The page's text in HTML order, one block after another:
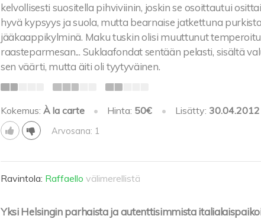
kelvollisesti suositella pihviviinin, joskin se osoittautui
hyvä kypsyys ja suola, mutta bearnaise jatkettuna
jääkaappikylminä. Maku tuskin olisi muuttunut
raasteparmesan... Suklaafondat sentään pelasti, sisältä
sen väärti, mutta äiti oli tyytyväinen.
Kokemus: À la carte • Hinta: 50€ • Lisätty: 30.04.2012
Arvosana: 1
Ravintola: Raffaello välimerellistä
Yksi Helsingin parhaista ja autenttisimmista